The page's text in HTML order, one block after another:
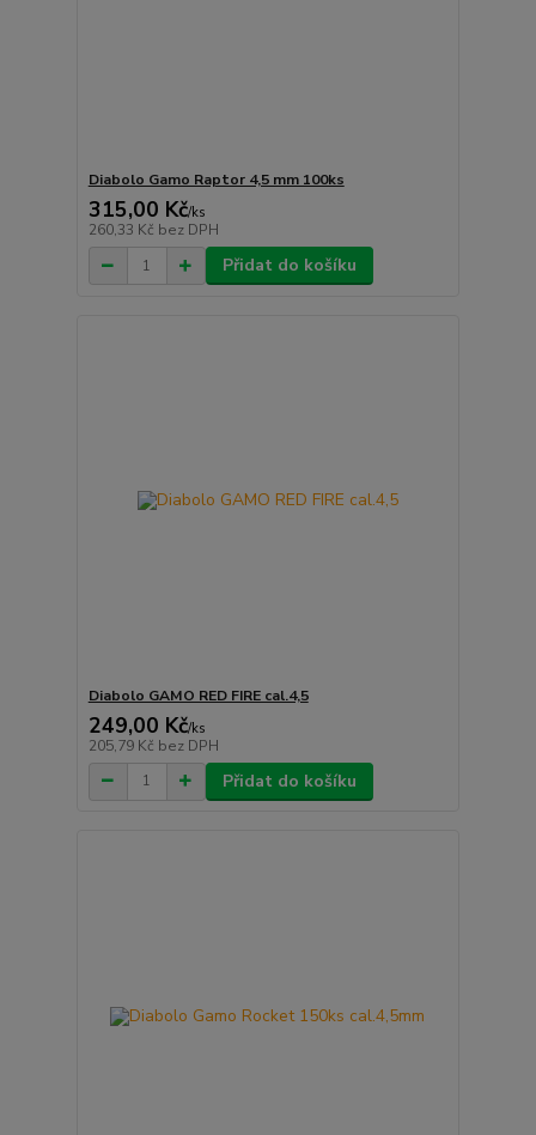
Diabolo Gamo Raptor 4,5 mm 100ks
315,00 Kč/ks
260,33 Kč bez DPH
Přidat do košíku
Diabolo GAMO RED FIRE cal.4,5
249,00 Kč/ks
205,79 Kč bez DPH
Přidat do košíku